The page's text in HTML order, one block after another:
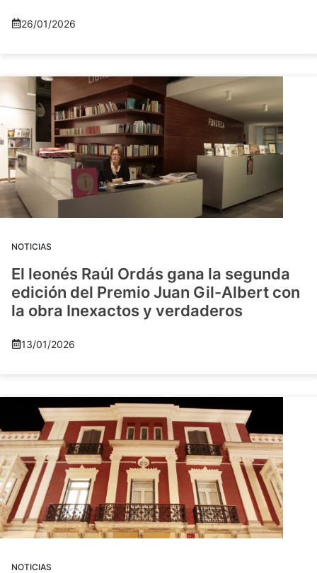
26/01/2026
NOTICIAS
El leonés Raúl Ordás gana la segunda
edición del Premio Juan Gil-Albert con
la obra Inexactos y verdaderos
13/01/2026
NOTICIAS